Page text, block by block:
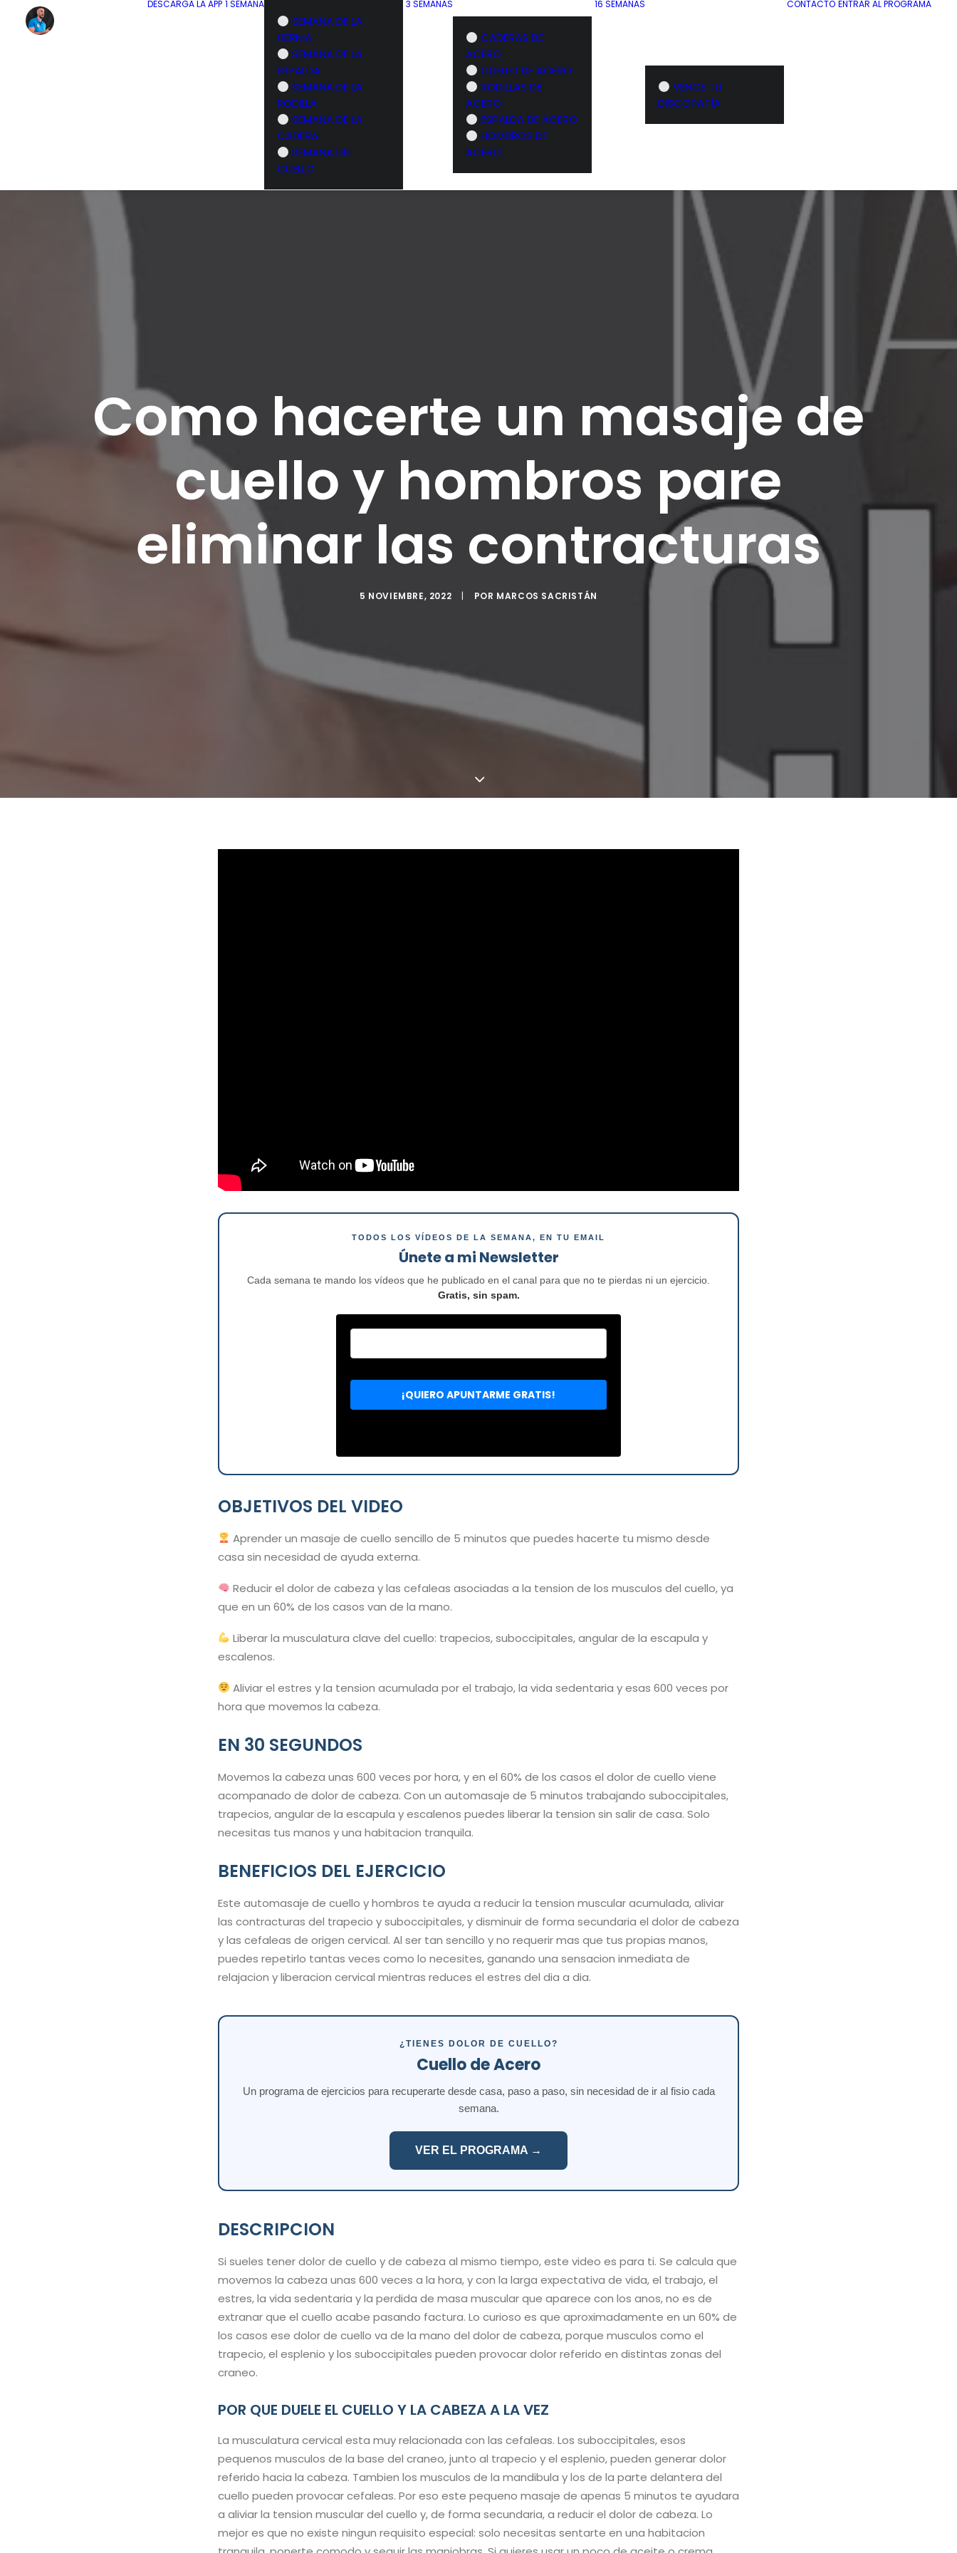
DESCARGA LA APP 1 SEMANA
SEMANA DE LA
HERNIA
SEMANA DE LA
ESPALDA
SEMANA DE LA
RODILLA
SEMANA DE LA
CADERA
SEMANA DEL
CUELLO
3 SEMANAS
CADERAS DE
ACERO
CUELLO DE ACERO
RODILLAS DE
ACERO
ESPALDA DE ACERO
HOMBROS DE
ACERO
16 SEMANAS
VENCE TU
DISCOPATÍA
CONTACTO ENTRAR AL PROGRAMA
Como hacerte un masaje de
cuello y hombros pare
eliminar las contracturas
5 NOVIEMBRE, 2022 | POR MARCOS SACRISTÁN
TODOS LOS VÍDEOS DE LA SEMANA, EN TU EMAIL
Únete a mi Newsletter
Cada semana te mando los vídeos que he publicado en el canal para que no te pierdas ni un ejercicio.
Gratis, sin spam.
OBJETIVOS DEL VIDEO
Aprender un masaje de cuello sencillo de 5 minutos que puedes hacerte tu mismo desde
casa sin necesidad de ayuda externa.
Reducir el dolor de cabeza y las cefaleas asociadas a la tension de los musculos del cuello, ya
que en un 60% de los casos van de la mano.
Liberar la musculatura clave del cuello: trapecios, suboccipitales, angular de la escapula y
escalenos.
Aliviar el estres y la tension acumulada por el trabajo, la vida sedentaria y esas 600 veces por
hora que movemos la cabeza.
EN 30 SEGUNDOS
Movemos la cabeza unas 600 veces por hora, y en el 60% de los casos el dolor de cuello viene
acompanado de dolor de cabeza. Con un automasaje de 5 minutos trabajando suboccipitales,
trapecios, angular de la escapula y escalenos puedes liberar la tension sin salir de casa. Solo
necesitas tus manos y una habitacion tranquila.
BENEFICIOS DEL EJERCICIO
Este automasaje de cuello y hombros te ayuda a reducir la tension muscular acumulada, aliviar
las contracturas del trapecio y suboccipitales, y disminuir de forma secundaria el dolor de cabeza
y las cefaleas de origen cervical. Al ser tan sencillo y no requerir mas que tus propias manos,
puedes repetirlo tantas veces como lo necesites, ganando una sensacion inmediata de
relajacion y liberacion cervical mientras reduces el estres del dia a dia.
¿TIENES DOLOR DE CUELLO?
Cuello de Acero
Un programa de ejercicios para recuperarte desde casa, paso a paso, sin necesidad de ir al fisio cada
semana.
VER EL PROGRAMA →
DESCRIPCION
Si sueles tener dolor de cuello y de cabeza al mismo tiempo, este video es para ti. Se calcula que
movemos la cabeza unas 600 veces a la hora, y con la larga expectativa de vida, el trabajo, el
estres, la vida sedentaria y la perdida de masa muscular que aparece con los anos, no es de
extranar que el cuello acabe pasando factura. Lo curioso es que aproximadamente en un 60% de
los casos ese dolor de cuello va de la mano del dolor de cabeza, porque musculos como el
trapecio, el esplenio y los suboccipitales pueden provocar dolor referido en distintas zonas del
craneo.
POR QUE DUELE EL CUELLO Y LA CABEZA A LA VEZ
La musculatura cervical esta muy relacionada con las cefaleas. Los suboccipitales, esos
pequenos musculos de la base del craneo, junto al trapecio y el esplenio, pueden generar dolor
referido hacia la cabeza. Tambien los musculos de la mandibula y los de la parte delantera del
cuello pueden provocar cefaleas. Por eso este pequeno masaje de apenas 5 minutos te ayudara
a aliviar la tension muscular del cuello y, de forma secundaria, a reducir el dolor de cabeza. Lo
mejor es que no existe ningun requisito especial: solo necesitas sentarte en una habitacion